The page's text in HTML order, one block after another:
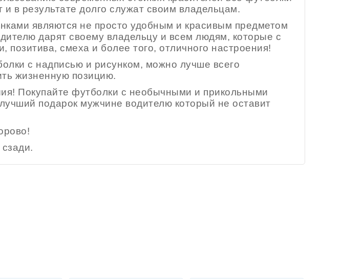
в результате долго служат своим владельцам.
являются не просто удобным и красивым предметом
дарят своему владельцу и всем людям, которые с
позитива, смеха и более того, отличного настроения!
с надписью и рисунком, можно лучше всего
жизненную позицию.
Покупайте футболки с необычными и прикольными
подарок мужчине водителю который не оставит